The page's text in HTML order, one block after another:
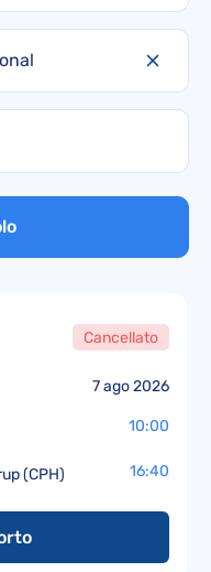
7 ago 2026
Cancellato
10:00
(CPH) 16:40